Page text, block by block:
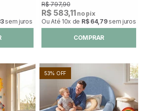
sem juros
R$ 797,90
R$ 583,11 no pix
Ou Até 10x de R$ 64,79 sem juros
COMPRAR
53% OFF